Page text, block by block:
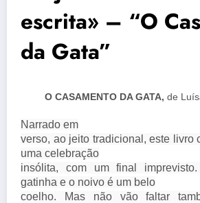
escrita» – “O
da Gata”
O CASAMENTO DA GATA, de
Narrado em
verso, ao jeito tradicional, este livro
uma celebração
insólita, com um final
gatinha e o noivo é um belo
coelho. Mas não vão faltar